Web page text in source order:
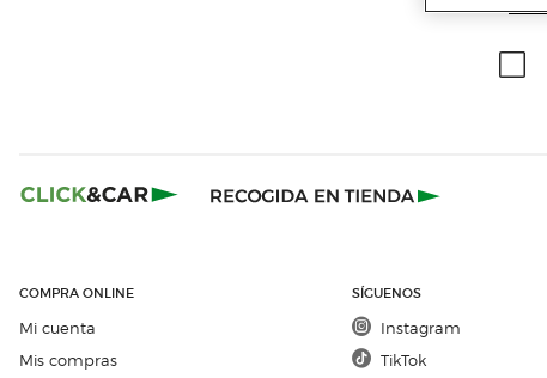
COMPRA ONLINE
Mi cuenta
Mis compras
SÍGUENOS
Instagram
TikTok